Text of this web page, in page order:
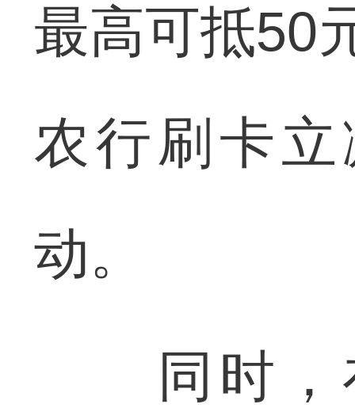
最高可抵50
农行刷卡
动。
同时，在